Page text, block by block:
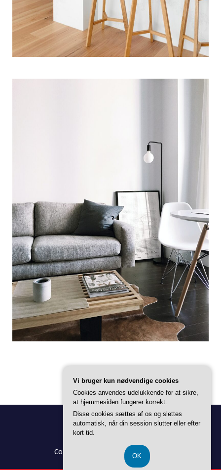
Copyright © 2026 Alt Til Boligen |
Vi bruger kun nødvendige cookies
Cookies anvendes udelukkende for at sikre,
at hjemmesiden fungerer korrekt.
Disse cookies sættes af os og slettes
automatisk, når din session slutter eller efter
kort tid.
OK